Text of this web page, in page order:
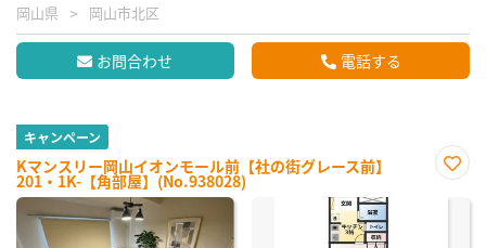
岡山県 岡山市北区
お問合わせ 電話する
キャンペーン
Kマンスリー岡山イオンモール前【社の街グレース前】
201・1K-【角部屋】(No.938028)
に入